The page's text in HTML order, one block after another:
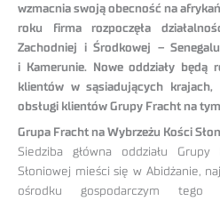
wzmacnia swoją obecność na
roku firma rozpoczęła
Zachodniej i Środkowej –
i Kamerunie. Nowe oddziały będą
klientów w sąsiadujących krajach,
obsługi klientów Grupy Fracht na
Grupa Fracht na Wybrzeżu Kości
Siedziba główna oddziału
Słoniowej mieści się w Abidżanie,
ośrodku gospodarczym